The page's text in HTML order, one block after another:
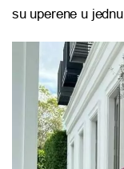
su uperene u